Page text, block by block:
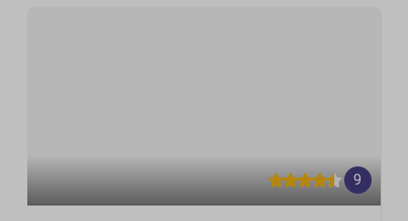
9